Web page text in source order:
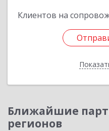
Клиентов на
Ближайшие
регионов